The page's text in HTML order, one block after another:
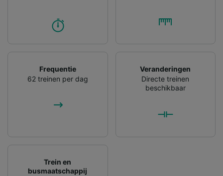
Frequentie
62 treinen per dag
Veranderingen
Directe treinen
beschikbaar
Trein en
busmaatschappij